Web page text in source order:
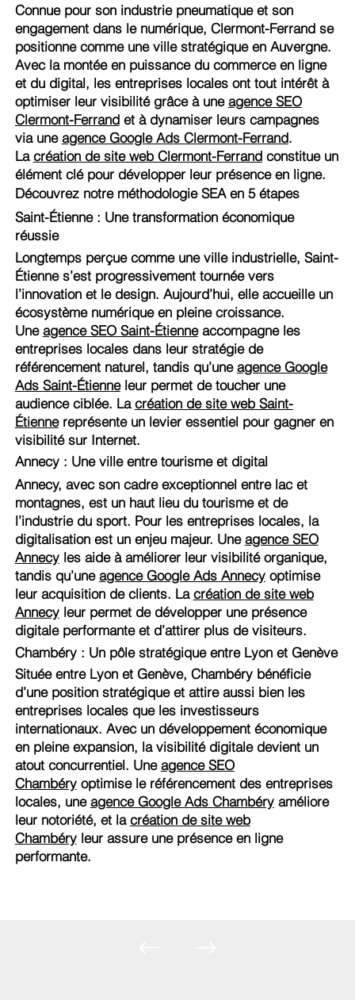
Connue pour son industrie pneumatique et son
engagement dans le numérique, Clermont-Ferrand se
positionne comme une ville stratégique en Auvergne.
Avec la montée en puissance du commerce en ligne
et du digital, les entreprises locales ont tout intérêt à
optimiser leur visibilité grâce à uneagence SEO
Clermont-Ferrandet à dynamiser leurs campagnes
via uneagence Google Ads Clermont-Ferrand.
Lacréation de site web Clermont-Ferrandconstitue un
élément clé pour développer leur présence en ligne.
Saint-Étienne : Une transformation économique
réussie
Longtemps perçue comme une ville industrielle, Saint-
Étienne s’est progressivement tournée vers
l’innovation et le design. Aujourd’hui, elle accueille un
écosystème numérique en pleine croissance.
Uneagence SEO Saint-Étienneaccompagne les
entreprises locales dans leur stratégie de
référencement naturel, tandis qu’uneagence Google
Ads Saint-Étienneleur permet de toucher une
audience ciblée. Lacréation de site web Saint-
Étiennereprésente un levier essentiel pour gagner en
visibilité sur Internet.
Annecy : Une ville entre tourisme et digital
Annecy, avec son cadre exceptionnel entre lac et
montagnes, est un haut lieu du tourisme et de
l’industrie du sport. Pour les entreprises locales, la
digitalisation est un enjeu majeur. Uneagence SEO
Annecyles aide à améliorer leur visibilité organique,
tandis qu’uneagence Google Ads Annecyoptimise
leur acquisition de clients. Lacréation de site web
Annecyleur permet de développer une présence
digitale performante et d’attirer plus de visiteurs.
Chambéry : Un pôle stratégique entre Lyon et Genève
Située entre Lyon et Genève, Chambéry bénéficie
d’une position stratégique et attire aussi bien les
entreprises locales que les investisseurs
internationaux. Avec un développement économique
en pleine expansion, la visibilité digitale devient un
atout concurrentiel. Uneagence SEO
Chambéryoptimise le référencement des entreprises
locales, uneagence Google Ads Chambéryaméliore
leur notoriété, et lacréation de site web
Chambéryleur assure une présence en ligne
performante.
Découvrez notre méthodologie SEA en 5 étapes